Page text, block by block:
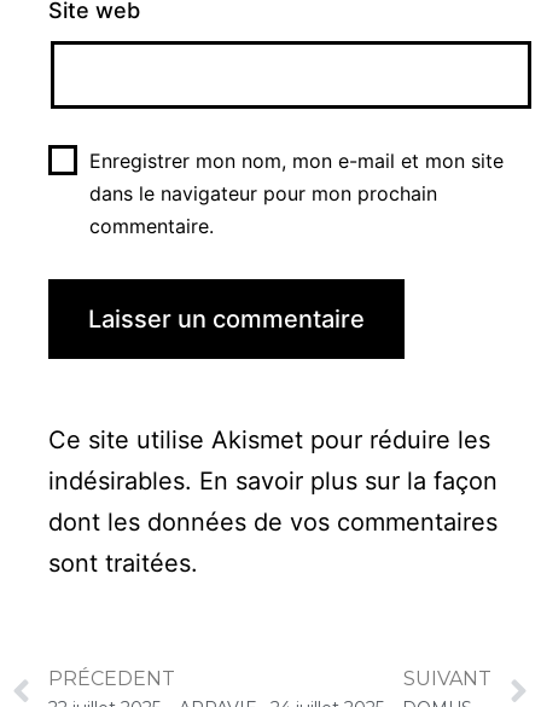
Site web
Enregistrer mon nom, mon e-mail et mon site
dans le navigateur pour mon prochain
commentaire.
Ce site utilise Akismet pour réduire les
indésirables. En savoir plus sur la façon
dont les données de vos commentaires
sont traitées.
PRÉCEDENT SUIVANT